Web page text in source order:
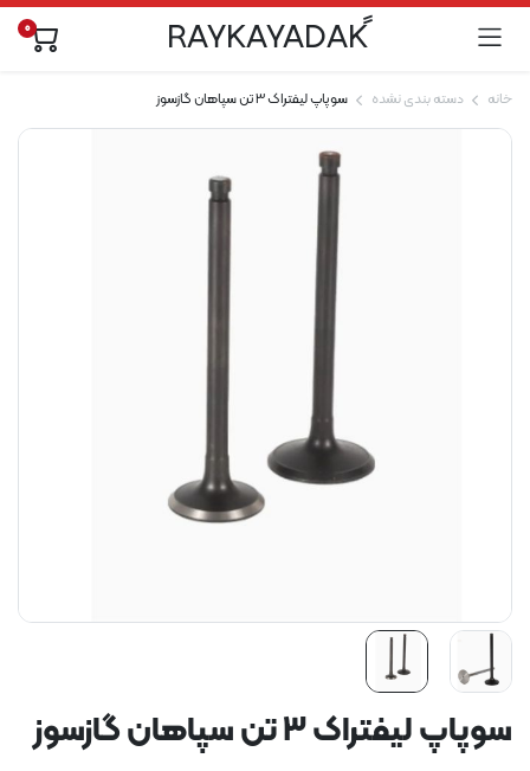
ًRAYKAYADAK 0
خانه دسته بندی نشده سوپاپ لیفتراک 3 تن سپاهان گازسوز
سوپاپ لیفتراک 3 تن سپاهان گازسوز